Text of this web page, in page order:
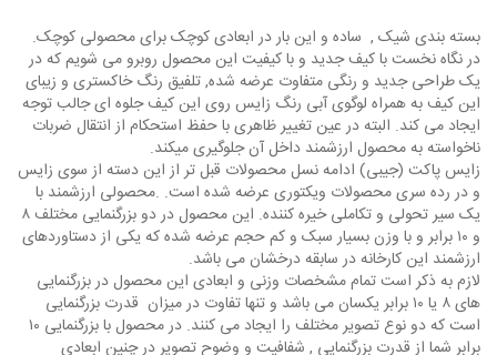
بسته بندی شیک , ساده و این بار در ابعادی کوچک برای محصولی کوچک.
در نگاه نخست با کیف جدید و با کیفیت این محصول روبرو می شویم که در
یک طراحی جدید و رنگی متفاوت عرضه شده, تلفیق رنگ خاکستری و زیبای
این کیف به همراه لوگوی آبی رنگ زایس روی این کیف جلوه ای جالب توجه
ایجاد می کند. البته در عین تغییر ظاهری با حفظ استحکام از انتقال ضربات
ناخواسته به محصول ارزشمند داخل آن جلوگیری میکند.
زایس پاکت (جیبی) ادامه نسل محصولات قبل تر از این دسته از سوی زایس
و در رده سری محصولات ویکتوری عرضه شده است. .محصولی ارزشمند با
یک سیر تحولی و تکاملی خیره کننده. این محصول در دو بزرگنمایی مختلف ۸
و ۱۰ برابر و با وزن بسیار سبک و کم حجم عرضه شده که یکی از دستاوردهای
ارزشمند این کارخانه در سابقه درخشان می باشد.
لازم به ذکر است تمام مشخصات وزنی و ابعادی این محصول در بزرگنمایی
های ۸ یا ۱۰ برابر یکسان می باشد و تنها تفاوت در میزان قدرت بزرگنمایی
است که دو نوع تصویر مختلف را ایجاد می کنند. در محصول با بزرگنمایی ۱۰
برابر شما از قدرت بزرگنمایی , شفافیت و وضوح تصویر در چنین ابعادی